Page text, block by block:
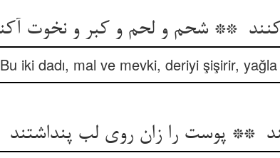
Bu iki dadı, mal ve mevki, deriyi şişirir,